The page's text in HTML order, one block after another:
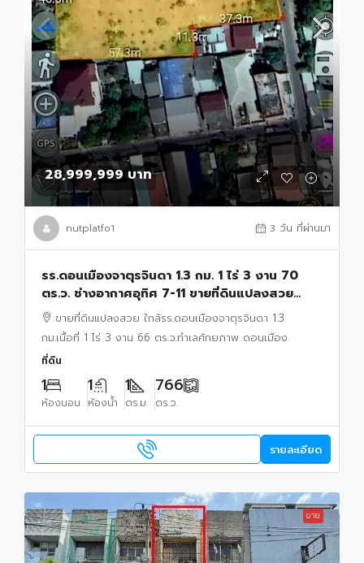
28,999,999 บาท
nutplatfo1 3 วัน ที่ผ่านมา
รร.ดอนเมืองจาตุรจินดา 1.3 กม. 1 ไร่ 3 งาน 70
ตร.ว. ช่างอากาศอุทิศ 7-11 ขายที่ดินแปลงสวย
Radisson Hotel 300ม. สนามบินดอนเมือง 1.8
กม.
ขายที่ดินแปลงสวย ใกล้รร.ดอนเมืองจาตุรจินดา 1.3
กม.เนื้อที่ 1 ไร่ 3 งาน 66 ตร.ว.ทำเลศักยภาพ ดอนเมือง
ที่ดิน
1
ห้องนอน
1
ห้องน้ำ
1
ตร.ม.
766
ตร.ว.
รายละเอียด
ขาย